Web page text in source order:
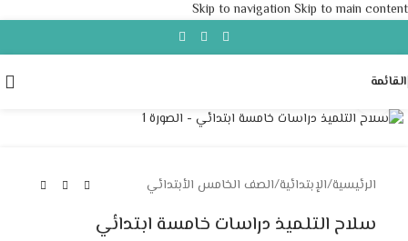
Skip to navigation Skip to main content
القائمة
الرئيسية/الإبتدائية/الصف الخامس الأبتدائي
سلاح التلميذ دراسات خامسة ابتدائي